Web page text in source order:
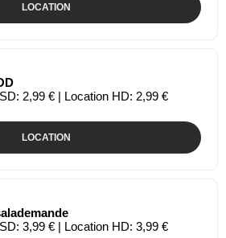
LOCATION
2,99 € | Location HD: 2,99 €
LOCATION
3,99 € | Location HD: 3,99 €